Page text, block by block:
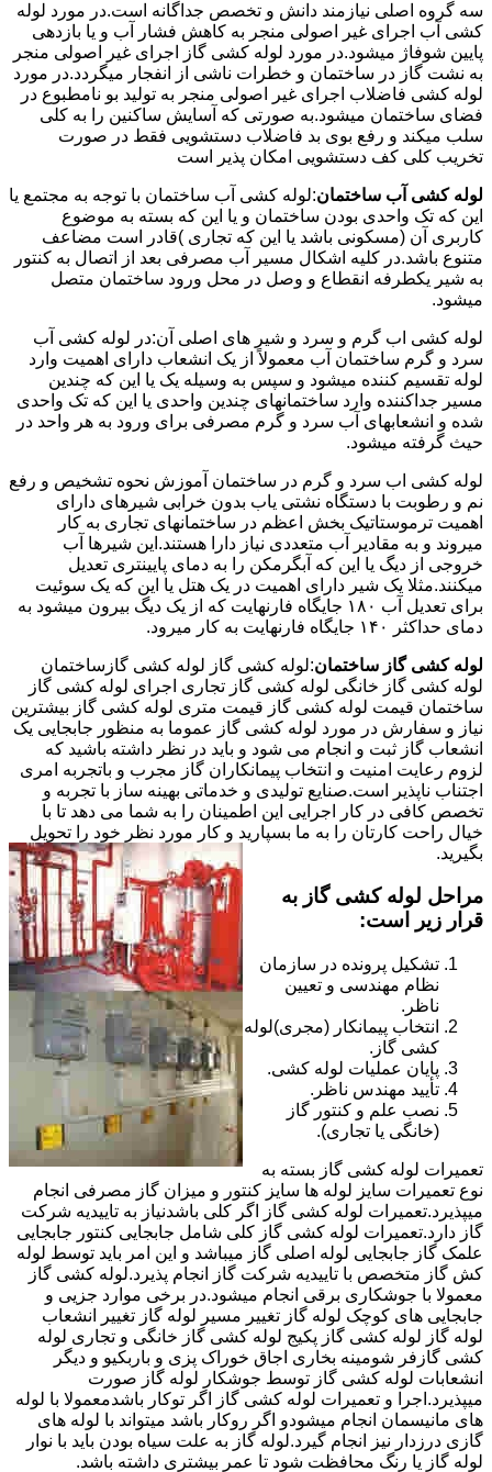
سه گروه اصلی نیازمند دانش و تخصص جداگانه است.در مورد لوله
کشی آب اجرای غیر اصولی منجر به کاهش فشار آب و یا بازدهی
پایین شوفاژ میشود.در مورد لوله کشی گاز اجرای غیر اصولی منجر
به نشت گاز در ساختمان و خطرات ناشی از انفجار میگردد.در مورد
لوله کشی فاضلاب اجرای غیر اصولی منجر به تولید بو نامطبوع در
فضای ساختمان میشود.به صورتی که آسایش ساکنین را به کلی
سلب میکند و رفع بوی بد فاضلاب دستشویی فقط در صورت
تخریب کلی کف دستشویی امکان پذیر است
لوله کشی آب ساختمان:لوله کشی آب ساختمان با توجه به مجتمع یا
این که تک واحدی بودن ساختمان و یا این که بسته به موضوع
کاربری آن (مسکونی باشد یا این که تجاری )قادر است مضاعف
متنوع باشد.در کلیه اشکال مسیر آب مصرفی بعد از اتصال به کنتور
به شیر یکطرفه انقطاع و وصل در محل ورود ساختمان متصل
میشود.
لوله کشی اب گرم و سرد و شیر های اصلی آن:در لوله کشی آب
سرد و گرم ساختمان آب معمولاً از یک انشعاب دارای اهمیت وارد
لوله تقسیم کننده میشود و سپس به وسیله یک یا این که چندین
مسیر جداکننده وارد ساختمانهای چندین واحدی یا این که تک واحدی
شده و انشعابهای آب سرد و گرم مصرفی برای ورود به هر واحد در
حیث گرفته میشود.
لوله کشی اب سرد و گرم در ساختمان آموزش نحوه تشخیص و رفع
نم و رطوبت با دستگاه نشتی یاب بدون خرابی شیرهای دارای
اهمیت ترموستاتیک بخش اعظم در ساختمانهای تجاری به کار
میروند و به مقادیر آب متعددی نیاز دارا هستند.این شیرها آب
خروجی از دیگ یا این که آبگرمکن را به دمای پایینتری تعدیل
میکنند.مثلا یک شیر دارای اهمیت در یک هتل یا این که یک سوئیت
برای تعدیل آب ۱۸۰ جایگاه فارنهایت که از یک دیگ بیرون میشود به
دمای حداکثر ۱۴۰ جایگاه فارنهایت به کار میرود.
لوله کشی گاز ساختمان:لوله کشی گاز لوله کشی گازساختمان
لوله کشی گاز خانگی لوله کشی گاز تجاری اجرای لوله کشی گاز
ساختمان قیمت لوله کشی گاز قیمت متری لوله کشی گاز بیشترین
نیاز و سفارش در مورد لوله کشی گاز عموما به منظور جابجایی یک
انشعاب گاز ثبت و انجام می شود و باید در نظر داشته باشید که
لزوم رعایت امنیت و انتخاب پیمانکاران گاز مجرب و باتجربه امری
اجتناب ناپذیر است.صنایع تولیدی و خدماتی بهینه ساز با تجربه و
تخصص کافی در کار اجرایی این اطمینان را به شما می دهد تا با
خیال راحت کارتان را به ما بسپارید و کار مورد نظر خود را تحویل
بگیرید.
مراحل لوله کشی گاز به
قرار زیر است:
تشکیل پرونده در سازمان
نظام مهندسی و تعیین
ناظر.
انتخاب پیمانکار (مجری)لوله
کشی گاز.
پایان عملیات لوله کشی.
تأیید مهندس ناظر.
نصب علم و کنتور گاز
(خانگی یا تجاری).
تعمیرات لوله کشی گاز بسته به
نوع تعمیرات سایز لوله ها سایز کنتور و میزان گاز مصرفی انجام
میپذیرد.تعمیرات لوله کشی گاز اگر کلی باشدنیاز به تاییدیه شرکت
گاز دارد.تعمیرات لوله کشی گاز کلی شامل جابجایی کنتور جابجایی
علمک گاز جابجایی لوله اصلی گاز میباشد و این امر باید توسط لوله
کش گاز متخصص با تاییدیه شرکت گاز انجام پذیرد.لوله کشی گاز
معمولا با جوشکاری برقی انجام میشود.در برخی موارد جزیی و
جابجایی های کوچک لوله گاز تغییر مسیر لوله گاز تغییر انشعاب
لوله گاز لوله کشی گاز پکیج لوله کشی گاز خانگی و تجاری لوله
کشی گازفر شومینه بخاری اجاق خوراک پزی و باربکیو و دیگر
انشعابات لوله کشی گاز توسط جوشکار لوله گاز صورت
میپذیرد.اجرا و تعمیرات لوله کشی گاز اگر توکار باشدمعمولا با لوله
های مانیسمان انجام میشودو اگر روکار باشد میتواند با لوله های
گازی درزدار نیز انجام گیرد.لوله گاز به علت سیاه بودن باید با نوار
لوله گاز یا رنگ محافظت شود تا عمر بیشتری داشته باشد.